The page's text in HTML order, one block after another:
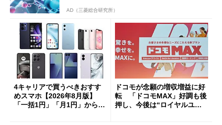
AD（三菱総合研究所）
4キャリアで買うべきおすす
めスマホ【2026年8月版】
「一括1円」「月1円」からお
ドコモが念願の増収増益に好
転 「ドコモMAX」好調も後
押し、今後は“ロイヤルユー